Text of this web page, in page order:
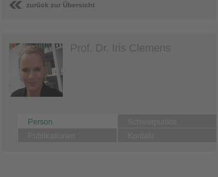
zurück zur Übersicht
Prof. Dr. Iris Clemens
Person